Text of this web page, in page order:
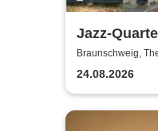
Jazz-
Braunschweig,
24.08.2026